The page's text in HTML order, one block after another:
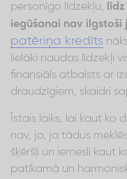
personīgo līdzekļu,
iegūšanai nav ilgstoši
patēriņa kredīts
lielāki naudas līdzekļi
finansiāls atbalsts ar
draudzīgiem, skaidri
Īstais laiks, lai kaut ko
nav, jo, ja tādus
šķēršļi un iemesli kaut
patīkamā un